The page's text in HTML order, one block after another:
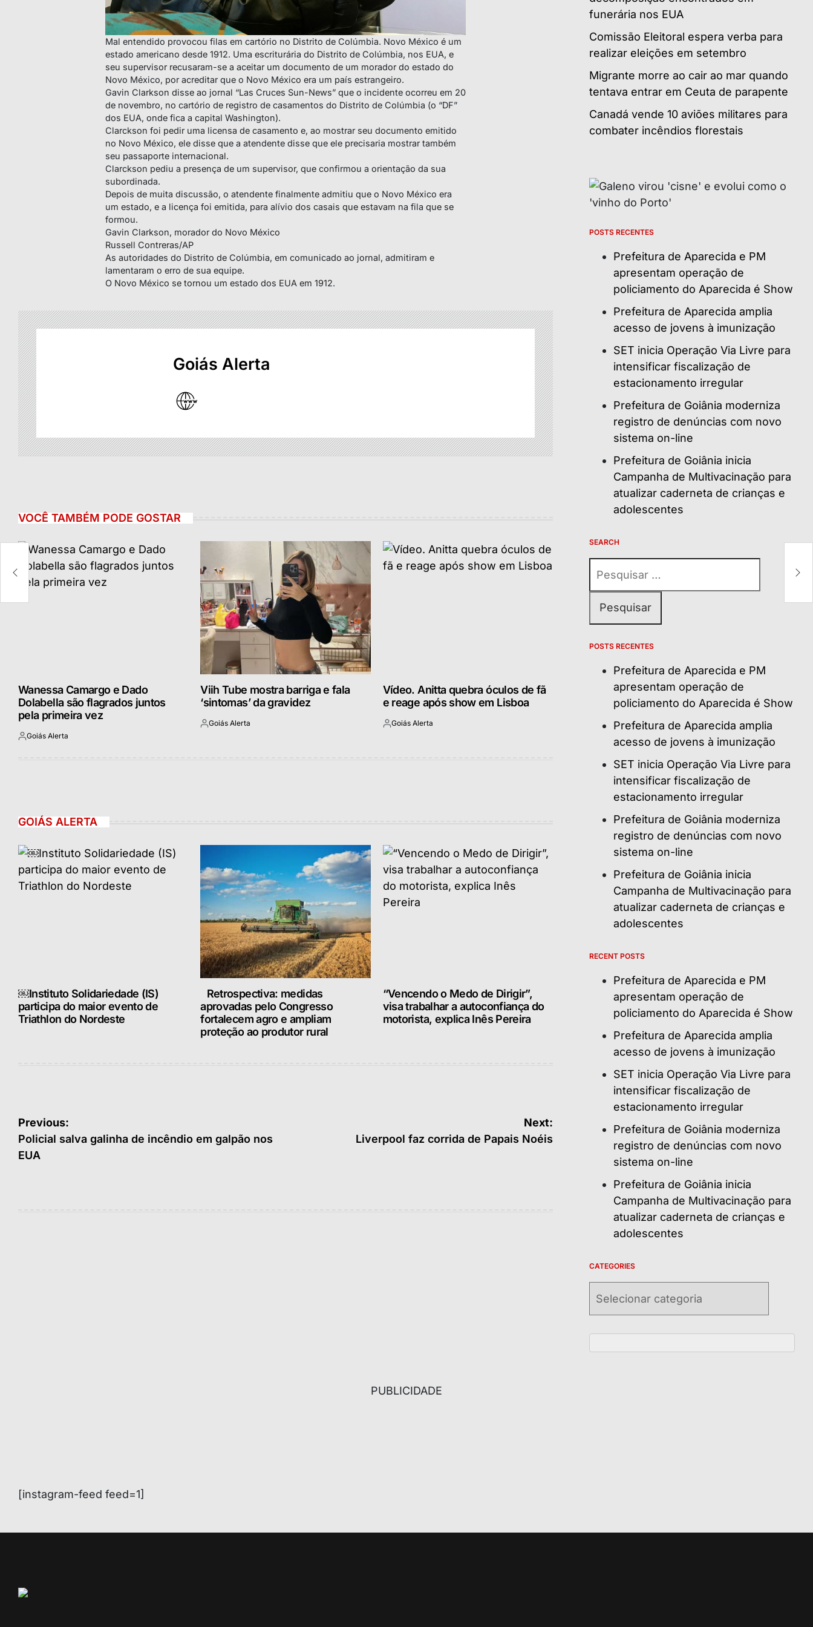
Mal entendido provocou filas em cartório no Distrito de Colúmbia. Novo México é um
estado americano desde 1912. Uma escriturária do Distrito de Colúmbia, nos EUA, e
seu supervisor recusaram-se a aceitar um documento de um morador do estado do
Novo México, por acreditar que o Novo México era um país estrangeiro.
Gavin Clarkson disse ao jornal “Las Cruces Sun-News” que o incidente ocorreu em 20
de novembro, no cartório de registro de casamentos do Distrito de Colúmbia (o “DF”
dos EUA, onde fica a capital Washington).
Clarckson foi pedir uma licensa de casamento e, ao mostrar seu documento emitido
no Novo México, ele disse que a atendente disse que ele precisaria mostrar também
seu passaporte internacional.
Clarckson pediu a presença de um supervisor, que confirmou a orientação da sua
subordinada.
Depois de muita discussão, o atendente finalmente admitiu que o Novo México era
um estado, e a licença foi emitida, para alívio dos casais que estavam na fila que se
formou.
Gavin Clarkson, morador do Novo México
Russell Contreras/AP
As autoridades do Distrito de Colúmbia, em comunicado ao jornal, admitiram e
lamentaram o erro de sua equipe.
O Novo México se tornou um estado dos EUA em 1912.
Goiás Alerta
VOCÊ TAMBÉM PODE GOSTAR
Wanessa Camargo e Dado
Dolabella são flagrados juntos
pela primeira vez
Postado
Goiás Alerta
Viih Tube mostra barriga e fala
‘sintomas’ da gravidez
Postado
Goiás Alerta
Vídeo. Anitta quebra óculos de fã
e reage após show em Lisboa
Postado
Goiás Alerta
GOIÁS ALERTA
￼Instituto Solidariedade (IS)
participa do maior evento de
Triathlon do Nordeste
Retrospectiva: medidas
aprovadas pelo Congresso
fortalecem agro e ampliam
proteção ao produtor rural
“Vencendo o Medo de Dirigir”,
visa trabalhar a autoconfiança do
motorista, explica Inês Pereira
Navegação
de
Post
Previous:
Policial salva galinha de incêndio em galpão nos
EUA
Next:
Liverpool faz corrida de Papais Noéis
funerária nos EUA
Comissão Eleitoral espera verba para
realizar eleições em setembro
Migrante morre ao cair ao mar quando
tentava entrar em Ceuta de parapente
Canadá vende 10 aviões militares para
combater incêndios florestais
POSTS RECENTES
Prefeitura de Aparecida e PM
apresentam operação de
policiamento do Aparecida é Show
Prefeitura de Aparecida amplia
acesso de jovens à imunização
SET inicia Operação Via Livre para
intensificar fiscalização de
estacionamento irregular
Prefeitura de Goiânia moderniza
registro de denúncias com novo
sistema on-line
Prefeitura de Goiânia inicia
Campanha de Multivacinação para
atualizar caderneta de crianças e
adolescentes
SEARCH
por:
POSTS RECENTES
Prefeitura de Aparecida e PM
apresentam operação de
policiamento do Aparecida é Show
Prefeitura de Aparecida amplia
acesso de jovens à imunização
SET inicia Operação Via Livre para
intensificar fiscalização de
estacionamento irregular
Prefeitura de Goiânia moderniza
registro de denúncias com novo
sistema on-line
Prefeitura de Goiânia inicia
Campanha de Multivacinação para
atualizar caderneta de crianças e
adolescentes
RECENT POSTS
Prefeitura de Aparecida e PM
apresentam operação de
policiamento do Aparecida é Show
Prefeitura de Aparecida amplia
acesso de jovens à imunização
SET inicia Operação Via Livre para
intensificar fiscalização de
estacionamento irregular
Prefeitura de Goiânia moderniza
registro de denúncias com novo
sistema on-line
Prefeitura de Goiânia inicia
Campanha de Multivacinação para
atualizar caderneta de crianças e
adolescentes
CATEGORIES
PUBLICIDADE
[instagram-feed feed=1]